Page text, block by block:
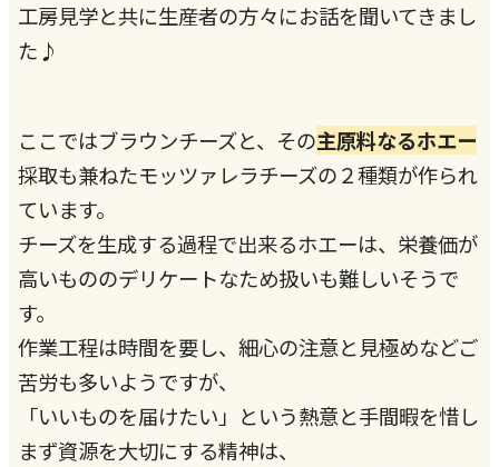
工房見学と共に生産者の方々にお話を聞いてきまし
た♪
ここではブラウンチーズと、その主原料なるホエー
採取も兼ねたモッツァレラチーズの２種類が作られ
ています。
チーズを生成する過程で出来るホエーは、栄養価が
高いもののデリケートなため扱いも難しいそうで
す。
作業工程は時間を要し、細心の注意と見極めなどご
苦労も多いようですが、
「いいものを届けたい」という熱意と手間暇を惜し
まず資源を大切にする精神は、